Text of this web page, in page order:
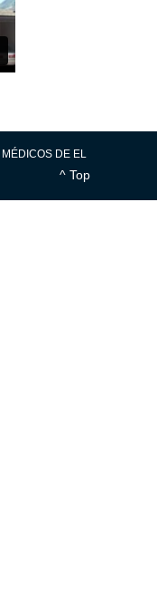
MÉDICOS DE EL
^ Top